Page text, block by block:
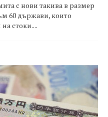
с нови такива в размер
60 държави, които
стоки....